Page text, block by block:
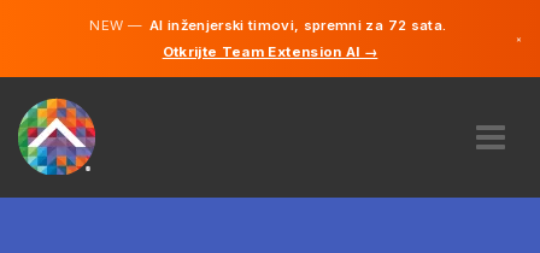
NEW —AI inženjerski timovi, spremni za 72 sata.
Otkrijte Team Extension AI →
×